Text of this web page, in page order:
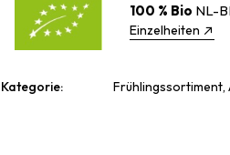
100 % Bio NL-
Einzelheiten
Kategorie: Frühlingssortiment,